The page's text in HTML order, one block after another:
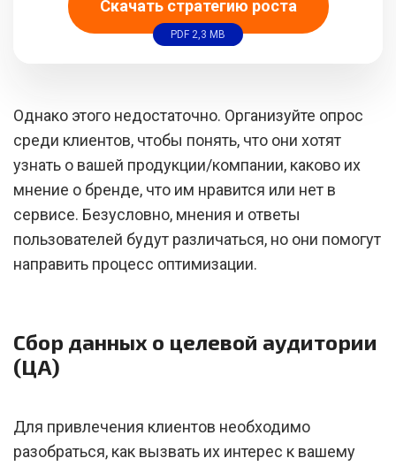
Скачать стратегию роста
PDF 2,3 MB
Однако этого недостаточно. Организуйте опрос
среди клиентов, чтобы понять, что они хотят
узнать о вашей продукции/компании, каково их
мнение о бренде, что им нравится или нет в
сервисе. Безусловно, мнения и ответы
пользователей будут различаться, но они помогут
направить процесс оптимизации.
Сбор данных о целевой аудитории
(ЦА)
Для привлечения клиентов необходимо
разобраться, как вызвать их интерес к вашему